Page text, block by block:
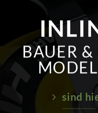
BAUER &
sind